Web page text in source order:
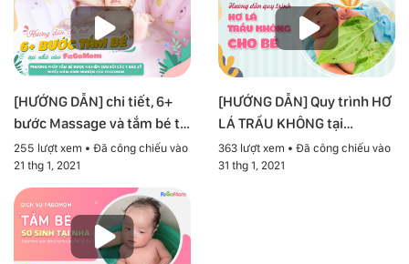
[HƯỚNG DẪN] chi tiết, 6+
bước Massage và tắm bé tại
nhà
255 lượt xem • Đã công chiếu vào
21 thg 1, 2021
[HƯỚNG DẪN] Quy trình HƠ
LÁ TRẦU KHÔNG tại
FAGOMOM
363 lượt xem • Đã công chiếu vào
31 thg 1, 2021